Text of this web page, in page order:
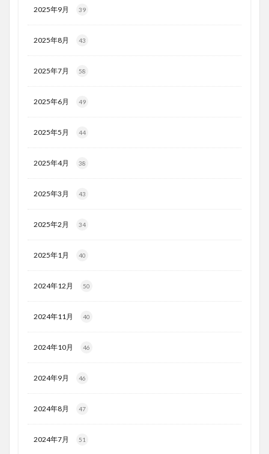
2025年9月 39
2025年8月 43
2025年7月 58
2025年6月 49
2025年5月 44
2025年4月 38
2025年3月 43
2025年2月 34
2025年1月 40
2024年12月 50
2024年11月 40
2024年10月 46
2024年9月 46
2024年8月 47
2024年7月 51